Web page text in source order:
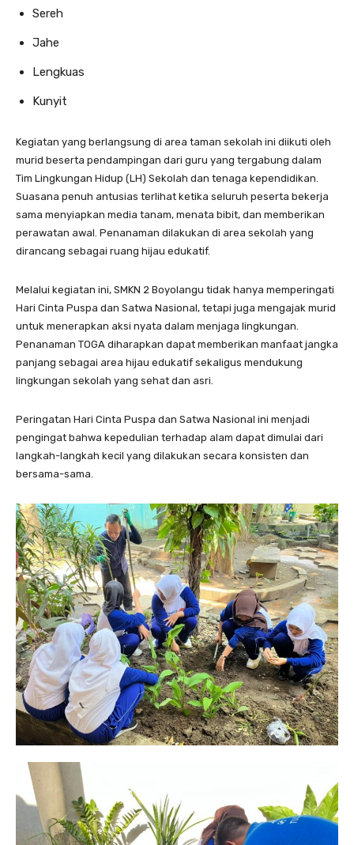
Sereh
Jahe
Lengkuas
Kunyit
Kegiatan yang berlangsung di area taman sekolah ini diikuti oleh
murid beserta pendampingan dari guru yang tergabung dalam
Tim Lingkungan Hidup (LH) Sekolah dan tenaga kependidikan.
Suasana penuh antusias terlihat ketika seluruh peserta bekerja
sama menyiapkan media tanam, menata bibit, dan memberikan
perawatan awal. Penanaman dilakukan di area sekolah yang
dirancang sebagai ruang hijau edukatif.
Melalui kegiatan ini, SMKN 2 Boyolangu tidak hanya memperingati
Hari Cinta Puspa dan Satwa Nasional, tetapi juga mengajak murid
untuk menerapkan aksi nyata dalam menjaga lingkungan.
Penanaman TOGA diharapkan dapat memberikan manfaat jangka
panjang sebagai area hijau edukatif sekaligus mendukung
lingkungan sekolah yang sehat dan asri.
Peringatan Hari Cinta Puspa dan Satwa Nasional ini menjadi
pengingat bahwa kepedulian terhadap alam dapat dimulai dari
langkah-langkah kecil yang dilakukan secara konsisten dan
bersama-sama.